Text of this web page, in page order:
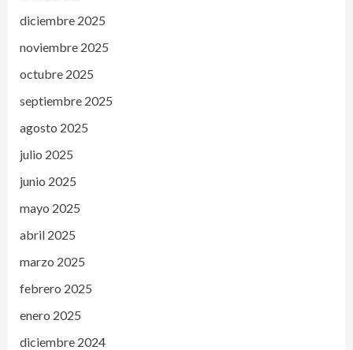
diciembre 2025
noviembre 2025
octubre 2025
septiembre 2025
agosto 2025
julio 2025
junio 2025
mayo 2025
abril 2025
marzo 2025
febrero 2025
enero 2025
diciembre 2024